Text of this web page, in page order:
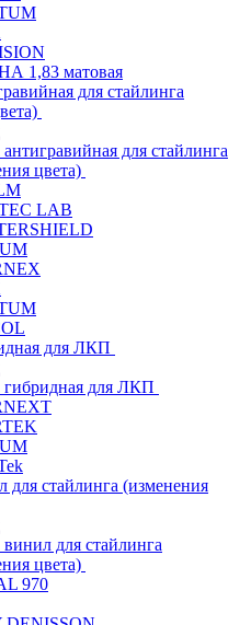
1,83 матовая
для стайлинга
для стайлинга
цвета)
LAB
для ЛКП
гибридная для ЛКП
для стайлинга (изменения
для стайлинга
цвета)
970